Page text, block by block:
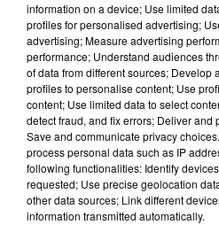
information on a device; Use limited
profiles for personalised advertising;
advertising; Measure advertising
performance; Understand audiences
of data from different sources; Develop
profiles to personalise content; Use
content; Use limited data to select
detect fraud, and fix errors; Deliver
Save and communicate privacy
process personal data such as IP
following functionalities: Identify
requested; Use precise geolocation
other data sources; Link different
information transmitted automatically.